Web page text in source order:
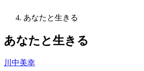
あなたと生きる
あなたと生きる
川中美幸